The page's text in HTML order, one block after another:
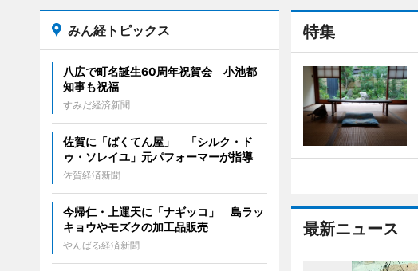
特集
最新ニュース
みん経トピックス
八広で町名誕生60周年祝賀会 小池都
知事も祝福
すみだ経済新聞
佐賀に「ばくてん屋」 「シルク・ド
ゥ・ソレイユ」元パフォーマーが指導
佐賀経済新聞
今帰仁・上運天に「ナギッコ」 島ラッ
キョウやモズクの加工品販売
やんばる経済新聞